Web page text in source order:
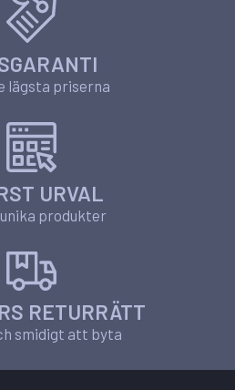
lägsta priserna
URVAL
produkter
RETURRÄTT
smidigt att byta